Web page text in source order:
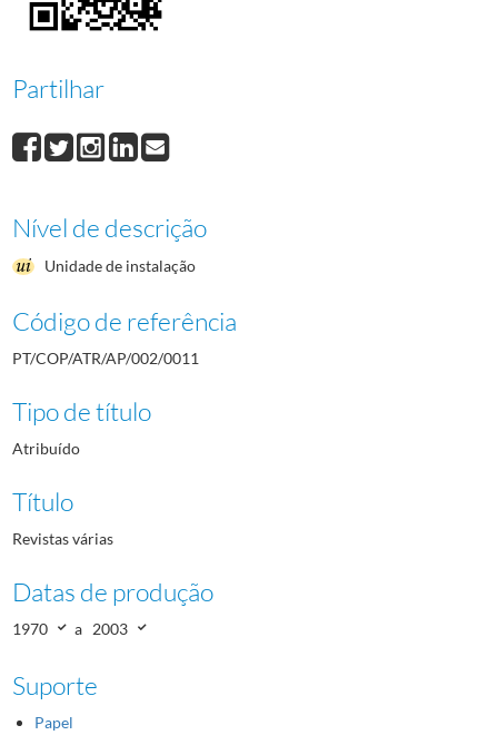
0012Recortes de imprensa
0013 Material de divulgação
Partilhar
Nível de descrição
Unidade de instalação
Código de referência
PT/COP/ATR/AP/002/0011
Tipo de título
Atribuído
Título
Revistas várias
Datas de produção
1970 a 2003
Suporte
Papel